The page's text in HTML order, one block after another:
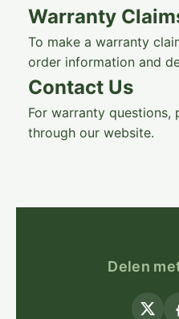
Warranty
To make a warranty
order information and
Contact Us
For warranty questions,
through our website.
Delen